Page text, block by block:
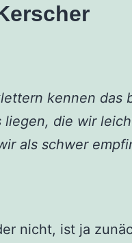
kennen das
die wir
als schwer
nicht, ist ja